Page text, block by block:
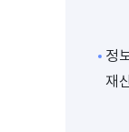
정
재